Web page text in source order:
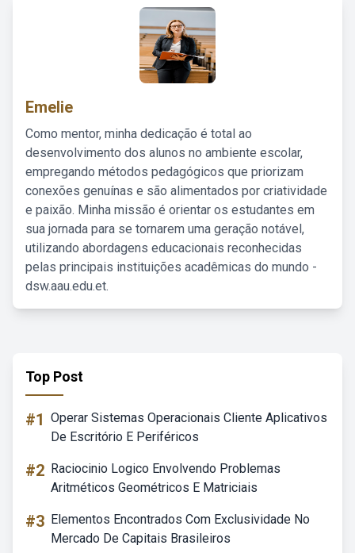
Emelie
Como mentor, minha dedicação é total ao
desenvolvimento dos alunos no ambiente escolar,
empregando métodos pedagógicos que priorizam
conexões genuínas e são alimentados por criatividade
e paixão. Minha missão é orientar os estudantes em
sua jornada para se tornarem uma geração notável,
utilizando abordagens educacionais reconhecidas
pelas principais instituições acadêmicas do mundo -
dsw.aau.edu.et.
Top Post
#1 Operar Sistemas Operacionais Cliente Aplicativos
De Escritório E Periféricos
#2 Raciocinio Logico Envolvendo Problemas
Aritméticos Geométricos E Matriciais
#3 Elementos Encontrados Com Exclusividade No
Mercado De Capitais Brasileiros